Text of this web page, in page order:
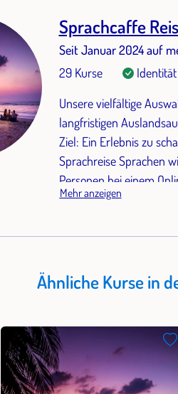
Sprachcaffe
Seit Januar 2024 auf
29 Kurse
Unsere vielfältige
langfristigen
Ziel: Ein Erlebnis zu
Sprachreise Sprachen
Personen bei einem
sprichst mit Leuten aus
Mehr anzeigen
Ähnliche Kurse in